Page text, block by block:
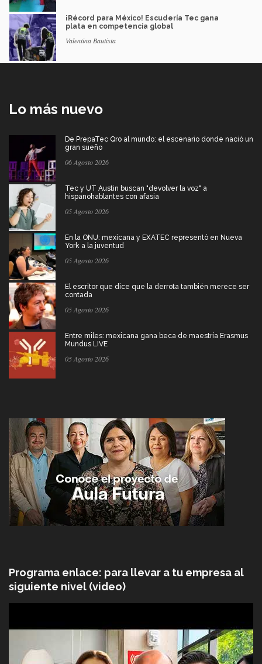
¡Récord para México! Escudería Tec gana
plata en competencia global
Valentina Bautista
Lo más nuevo
De PrepaTec Qro al mundo: el escenario donde nació un
gran sueño
06 Agosto 2026
Tec y UT Austin buscan "devolver la voz" a
hispanohablantes con afasia
05 Agosto 2026
En la ONU: mexicana y EXATEC representó en Nueva
York a la juventud
05 Agosto 2026
El escritor que dice que la derrota también merece ser
contada
05 Agosto 2026
Entre miles: mexicana gana beca de maestría Erasmus
Mundus LIVE
05 Agosto 2026
Programa enlace: para llevar a tu empresa al
siguiente nivel (video)